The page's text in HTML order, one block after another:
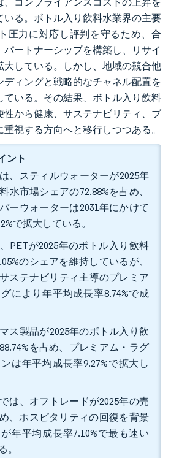
いる。ボトル入り飲料水業界の主要
圧力に対応し評判を守るため、合
ートナーシップを構築し、リサイ
大している。しかし、地域の競合他
ィングと戦略的なチャネル配置を
ている。その結果、ボトル入り飲料
性から健康、サステナビリティ、ブ
視する方向へと移行しつつある。
ント
、スティルウォーターが2025年
水市場シェアの72.88%を占め、
ーウォーターは2031年にかけて
で拡大している。
PETが2025年のボトル入り飲料
のシェアを維持しているが、
ステナビリティ主導のプレミア
により年平均成長率8.74%で成
ス製品が2025年のボトル入り飲
を占め、プレミアム・ラグ
は年平均成長率9.27%で拡大し
は、オフトレードが2025年の売
、ホスピタリティの回復を背景
年平均成長率7.10%で最も速い
。